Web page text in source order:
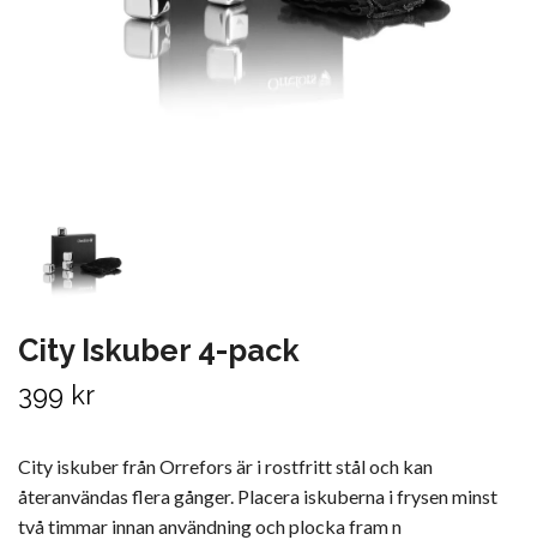
City Iskuber 4-pack
399 kr
City iskuber från Orrefors är i rostfritt stål och kan
återanvändas flera gånger. Placera iskuberna i frysen minst
två timmar innan användning och plocka fram n